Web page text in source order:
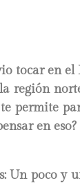
tocar en
región
permite
en eso?
Un poco y